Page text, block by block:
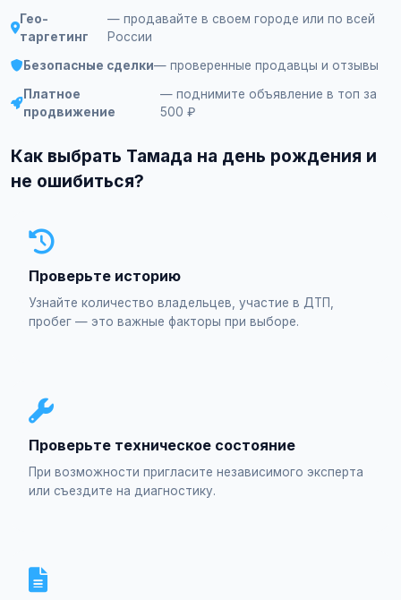
Гео-
таргетинг
— продавайте в своем городе или по всей
России
Безопасные сделки— проверенные продавцы и отзывы
Платное
продвижение
— поднимите объявление в топ за
500 ₽
Как выбрать Тамада на день рождения и
не ошибиться?
Проверьте историю
Узнайте количество владельцев, участие в ДТП,
пробег — это важные факторы при выборе.
Проверьте техническое состояние
При возможности пригласите независимого эксперта
или съездите на диагностику.